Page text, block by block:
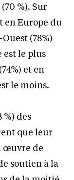
%). Sur
en Europe du
(78%)
est le plus
et en
le moins.
des
que leur
œuvre de
soutien à la